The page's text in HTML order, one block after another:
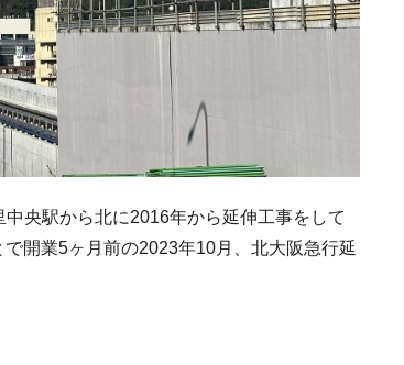
央駅から北に2016年から延伸工事をして
開業5ヶ月前の2023年10月、北大阪急行延